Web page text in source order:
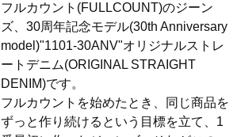
フルカウント(FULLCOUNT)のジーン
ズ、30周年記念モデル(30th Anniversary
model)"1101-30ANV"オリジナルストレ
ートデニム(ORIGINAL STRAIGHT
DENIM)です。
フルカウントを始めたとき、同じ商品を
ずっと作り続けるという目標を立て、1